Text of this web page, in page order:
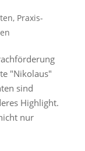
, Praxis-
"Nikolaus"
sind
Highlight.
nur